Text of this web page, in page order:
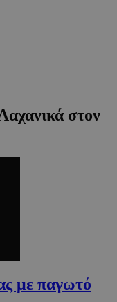
στον
με παγωτό